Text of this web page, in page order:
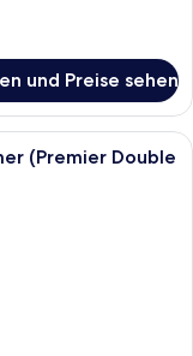
und Preise sehen
Schlafzimmer mit
(Premier Double